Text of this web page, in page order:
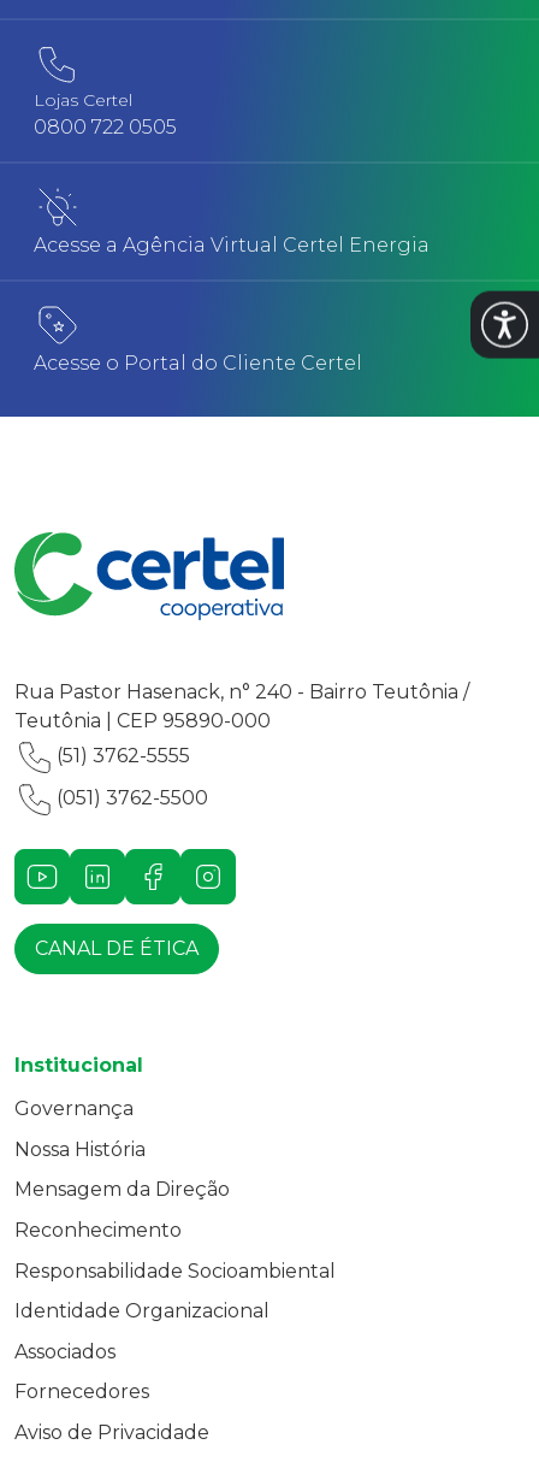
Abrir
Lojas Certel
0800 722 0505
Acesse a Agência Virtual Certel Energia
Acesse o Portal do Cliente Certel
Rua Pastor Hasenack, n° 240 - Bairro Teutônia /
Teutônia | CEP 95890-000
(51) 3762-5555
(051) 3762-5500
YoutubeLinkedInFacebookInstagram
CANAL DE ÉTICA
Institucional
Governança
Nossa História
Mensagem da Direção
Reconhecimento
Responsabilidade Socioambiental
Identidade Organizacional
Associados
Fornecedores
Aviso de Privacidade